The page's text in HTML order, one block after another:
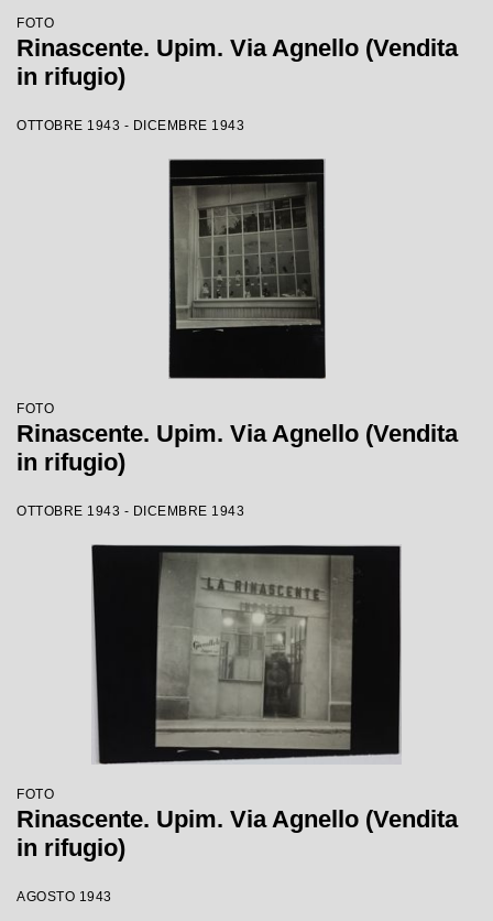
FOTO
Rinascente. Upim. Via Agnello (Vendita
in rifugio)
OTTOBRE 1943 - DICEMBRE 1943
FOTO
Rinascente. Upim. Via Agnello (Vendita
in rifugio)
OTTOBRE 1943 - DICEMBRE 1943
FOTO
Rinascente. Upim. Via Agnello (Vendita
in rifugio)
AGOSTO 1943